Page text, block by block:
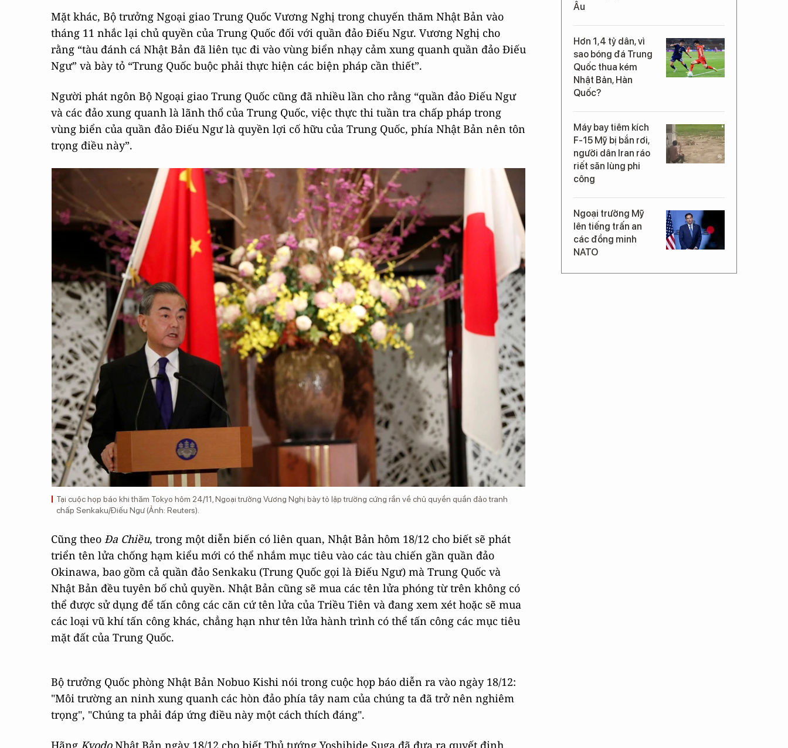
Mặt khác, Bộ trưởng Ngoại giao Trung Quốc Vương Nghị trong chuyến thăm Nhật Bản vào
tháng 11 nhắc lại chủ quyền của Trung Quốc đối với quần đảo Điếu Ngư. Vương Nghị cho
rằng “tàu đánh cá Nhật Bản đã liên tục đi vào vùng biển nhạy cảm xung quanh quần đảo Điếu
Ngư” và bày tỏ “Trung Quốc buộc phải thực hiện các biện pháp cần thiết”.
Người phát ngôn Bộ Ngoại giao Trung Quốc cũng đã nhiều lần cho rằng “quần đảo Điếu Ngư
và các đảo xung quanh là lãnh thổ của Trung Quốc, việc thực thi tuần tra chấp pháp trong
vùng biển của quần đảo Điếu Ngư là quyền lợi cố hữu của Trung Quốc, phía Nhật Bản nên tôn
trọng điều này”.
Tại cuộc họp báo khi thăm Tokyo hôm 24/11, Ngoại trưởng Vương Nghị bày tỏ lập trường cứng rắn về chủ quyền quần đảo tranh
chấp Senkaku/Điếu Ngư (Ảnh: Reuters).
Cũng theo Đa Chiều, trong một diễn biến có liên quan, Nhật Bản hôm 18/12 cho biết sẽ phát
triển tên lửa chống hạm kiểu mới có thể nhắm mục tiêu vào các tàu chiến gần quần đảo
Okinawa, bao gồm cả quần đảo Senkaku (Trung Quốc gọi là Điếu Ngư) mà Trung Quốc và
Nhật Bản đều tuyên bố chủ quyền. Nhật Bản cũng sẽ mua các tên lửa phóng từ trên không có
thể được sử dụng để tấn công các căn cứ tên lửa của Triều Tiên và đang xem xét hoặc sẽ mua
các loại vũ khí tấn công khác, chẳng hạn như tên lửa hành trình có thể tấn công các mục tiêu
mặt đất của Trung Quốc.
Bộ trưởng Quốc phòng Nhật Bản Nobuo Kishi nói trong cuộc họp báo diễn ra vào ngày 18/12:
"Môi trường an ninh xung quanh các hòn đảo phía tây nam của chúng ta đã trở nên nghiêm
trọng", "Chúng ta phải đáp ứng điều này một cách thích đáng".
Hãng KyodoNhật Bản ngày 18/12 cho biết Thủ tướng Yoshihide Suga đã đưa ra quyết định
Âu
Hơn 1,4 tỷ dân, vì
sao bóng đá Trung
Quốc thua kém
Nhật Bản, Hàn
Quốc?
Máy bay tiêm kích
F-15 Mỹ bị bắn rơi,
người dân Iran ráo
riết săn lùng phi
công
Ngoại trưởng Mỹ
lên tiếng trấn an
các đồng minh
NATO